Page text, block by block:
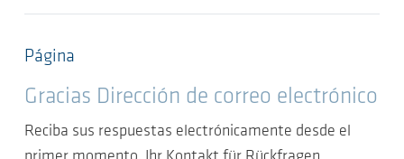
Página
Gracias Dirección de correo electrónico
Reciba sus respuestas electrónicamente desde el